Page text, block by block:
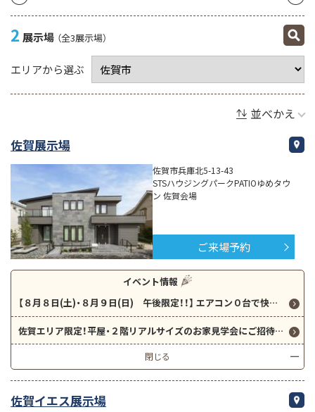
2 展示場 （全3展示場）
エリアから選ぶ
並べかえ
佐賀展示場
佐賀市兵庫北5-13-43
STSハウジングパークPATIOゆめタウ
ン 佐賀会場
ご来場予約
イベント情報
【８月８日(土)・８月９日(日) 午後限定！！】 エアコン０台で快適な暮らしができる家の体験会を特別開催！
佐賀エリア限定！平屋・２階リアルサイズのお家見学会にご招待♪ 夏とは思えない涼しい暮らしを徹底解明！
閉じる
佐賀イエス展示場